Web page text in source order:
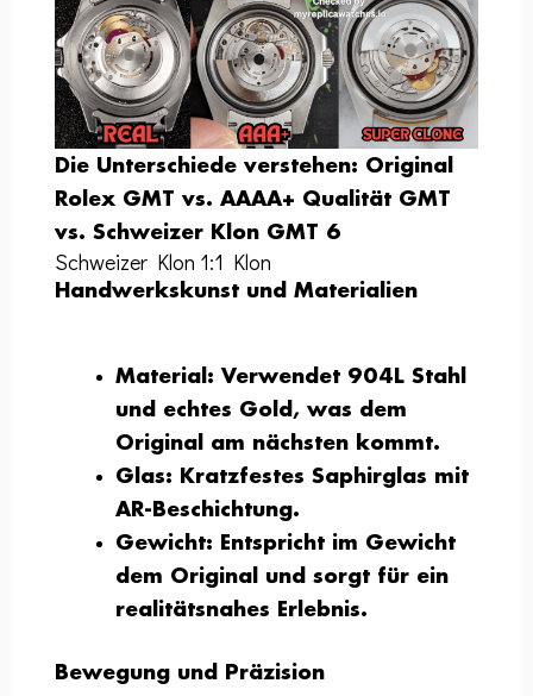
Die Unterschiede verstehen: Original
Rolex GMT vs. AAAA+ Qualität GMT
vs. Schweizer Klon GMT 6
Schweizer Klon 1:1 Klon
Handwerkskunst und Materialien
Material: Verwendet 904L Stahl
und echtes Gold, was dem
Original am nächsten kommt.
Glas: Kratzfestes Saphirglas mit
AR-Beschichtung.
Gewicht: Entspricht im Gewicht
dem Original und sorgt für ein
realitätsnahes Erlebnis.
Bewegung und Präzision